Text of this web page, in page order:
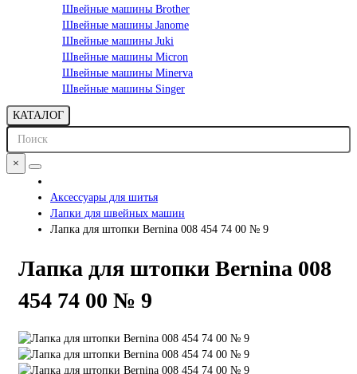
Швейные машины Brother
Швейные машины Janome
Швейные машины Juki
Швейные машины Micron
Швейные машины Minerva
Швейные машины Singer
КАТАЛОГ
×
Аксессуары для шитья
Лапки для швейных машин
Лапка для штопки Bernina 008 454 74 00 № 9
Лапка для штопки Bernina 008
454 74 00 № 9